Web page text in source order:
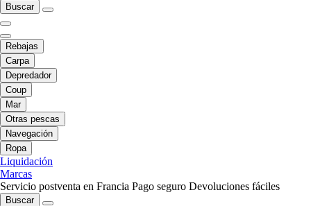
Buscar
Rebajas
Carpa
Depredador
Coup
Mar
Otras pescas
Navegación
Ropa
Liquidación
Marcas
Servicio postventa en Francia Pago seguro Devoluciones fáciles
Buscar